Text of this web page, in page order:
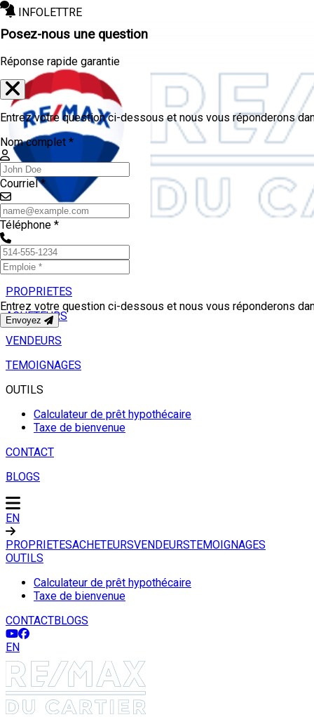
INFOLETTRE
PROPRIETES
ACHETEURS
VENDEURS
TEMOIGNAGES
OUTILS
Calculateur de prêt hypothécaire
Taxe de bienvenue
CONTACT
BLOGS
EN
PROPRIETESACHETEURSVENDEURSTEMOIGNAGES
OUTILS
Calculateur de prêt hypothécaire
Taxe de bienvenue
CONTACTBLOGS
EN
Posez-nous une question
Réponse rapide garantie
Entrez votre question ci-dessous et nous vous réponderons
Nom complet *
Courriel *
Téléphone *
Entrez votre question ci-dessous et nous vous réponderons
Envoyez